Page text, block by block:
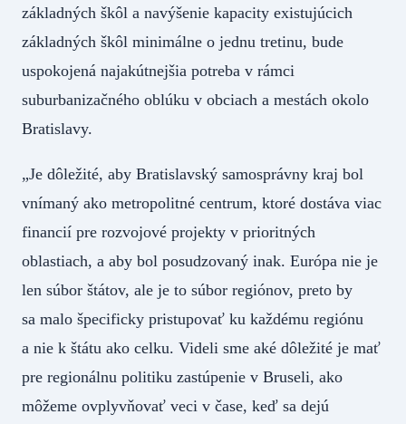
základných škôl a navýšenie kapacity existujúcich
základných škôl minimálne o jednu tretinu, bude
uspokojená najakútnejšia potreba v rámci
suburbanizačného oblúku v obciach a mestách okolo
Bratislavy.
„Je dôležité, aby Bratislavský samosprávny kraj bol
vnímaný ako metropolitné centrum, ktoré dostáva viac
financií pre rozvojové projekty v prioritných
oblastiach, a aby bol posudzovaný inak. Európa nie je
len súbor štátov, ale je to súbor regiónov, preto by
sa malo špecificky pristupovať ku každému regiónu
a nie k štátu ako celku. Videli sme aké dôležité je mať
pre regionálnu politiku zastúpenie v Bruseli, ako
môžeme ovplyvňovať veci v čase, keď sa dejú